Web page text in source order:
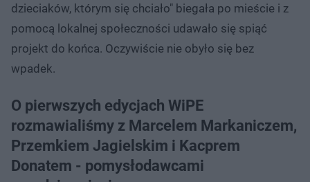
dzieciaków, którym się chciało" biegała po mieście i z
pomocą lokalnej społeczności udawało się spiąć
projekt do końca. Oczywiście nie obyło się bez
wpadek.
O pierwszych edycjach WiPE
rozmawialiśmy z Marcelem Markaniczem,
Przemkiem Jagielskim i Kacprem
Donatem - pomysłodawcami